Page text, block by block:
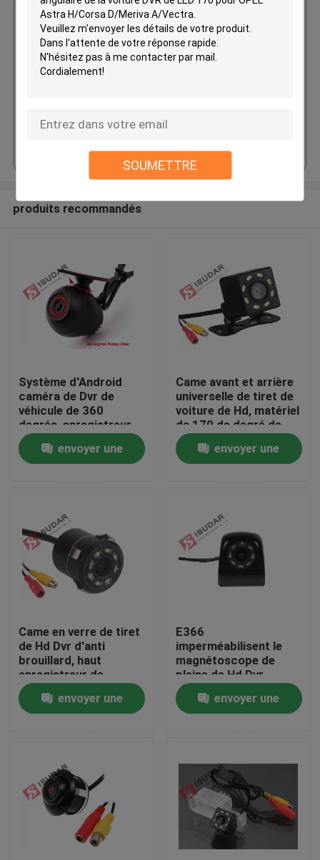
SOUMETTRE
Maison
Au sujet de nous
Visite d'usine
Contrôle de qualité
Contactez-nous
Nouvelles
Demandez une citation
8 caméra grande-angulaire de la
voiture DVR de LED 170 pour
OPEL Astra H/Corsa D/Meriva
produits recommandés
Système d'Android
caméra de Dvr de
véhicule de 360
degrés, enregistreur
moteur visuel de came
de tiret de Hd 720p
envoyer une
Came avant et arrière
universelle de tiret de
voiture de Hd, matériel
de 170 de degré de
tiret ABS de came
envoyer une
Came en verre de tiret
de Hd Dvr d'anti
brouillard, haut
enregistreur de
caméra vidéo de
voiture de sensibilité
envoyer une
E366
imperméabilisent le
magnétoscope de
pleine de Hd Dvr
caméra de voiture,
caméra de secours
inverse de câble
envoyer une